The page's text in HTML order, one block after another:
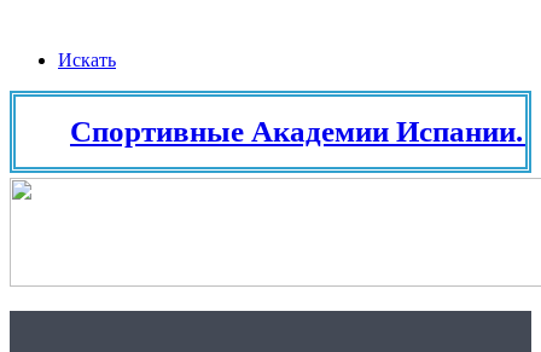
Искать
Спортивные Академии Испании.